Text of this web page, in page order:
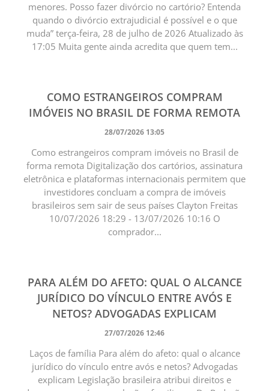
menores. Posso fazer divórcio no cartório? Entenda
quando o divórcio extrajudicial é possível e o que
muda” terça-feira, 28 de julho de 2026 Atualizado às
17:05 Muita gente ainda acredita que quem tem...
COMO ESTRANGEIROS COMPRAM
IMÓVEIS NO BRASIL DE FORMA REMOTA
28/07/2026 13:05
Como estrangeiros compram imóveis no Brasil de
forma remota Digitalização dos cartórios, assinatura
eletrônica e plataformas internacionais permitem que
investidores concluam a compra de imóveis
brasileiros sem sair de seus países Clayton Freitas
10/07/2026 18:29 - 13/07/2026 10:16 O
comprador...
PARA ALÉM DO AFETO: QUAL O ALCANCE
JURÍDICO DO VÍNCULO ENTRE AVÓS E
NETOS? ADVOGADAS EXPLICAM
27/07/2026 12:46
Laços de família Para além do afeto: qual o alcance
jurídico do vínculo entre avós e netos? Advogadas
explicam Legislação brasileira atribui direitos e